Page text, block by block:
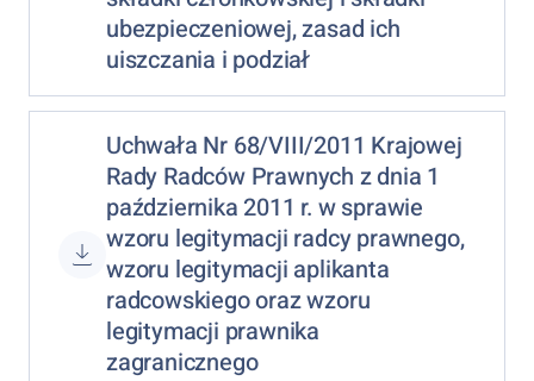
ubezpieczeniowej, zasad ich
uiszczania i podział
Uchwała Nr 68/VIII/2011 Krajowej
Rady Radców Prawnych z dnia 1
października 2011 r. w sprawie
wzoru legitymacji radcy prawnego,
wzoru legitymacji aplikanta
radcowskiego oraz wzoru
legitymacji prawnika
zagranicznego